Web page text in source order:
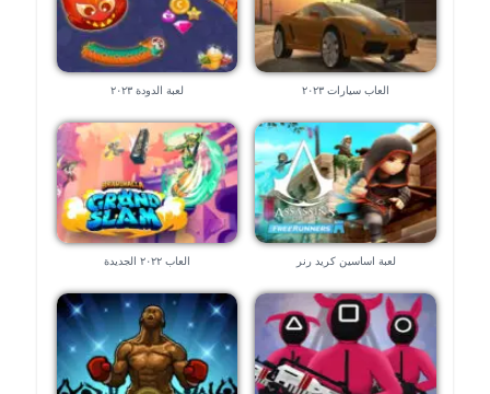
العاب سيارات ٢٠٢٣ لعبة الدودة ٢٠٢٣
لعبة اساسين كريد رنر العاب ٢٠٢٢ الجديدة